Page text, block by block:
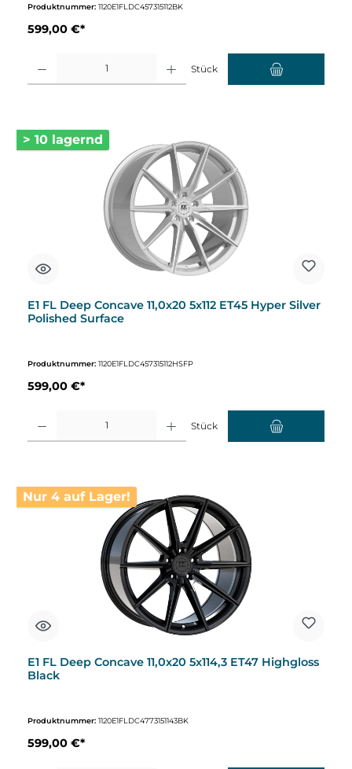
Produktnummer: 1120E1FLDC457315112BK
599,00 €*
Stück
> 10 lagernd
E1 FL Deep Concave 11,0x20 5x112 ET45 Hyper Silver
Polished Surface
Produktnummer: 1120E1FLDC457315112HSFP
599,00 €*
Stück
Nur 4 auf Lager!
E1 FL Deep Concave 11,0x20 5x114,3 ET47 Highgloss
Black
Produktnummer: 1120E1FLDC4773151143BK
599,00 €*